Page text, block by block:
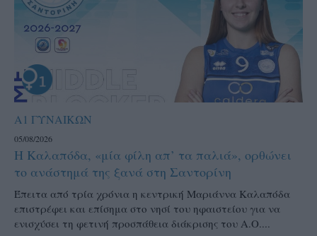
Α1 ΓΥΝΑΙΚΩΝ
05/08/2026
Η Καλαπόδα, «μία φίλη απ’ τα παλιά», ορθώνει
το ανάστημά της ξανά στη Σαντορίνη
Έπειτα από τρία χρόνια η κεντρική Μαριάννα Καλαπόδα
επιστρέφει και επίσημα στο νησί του ηφαιστείου για να
ενισχύσει τη φετινή προσπάθεια διάκρισης του Α.Ο....